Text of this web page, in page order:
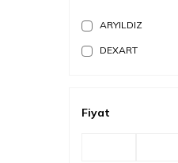
ARYILDIZ
DEXART
Fiyat